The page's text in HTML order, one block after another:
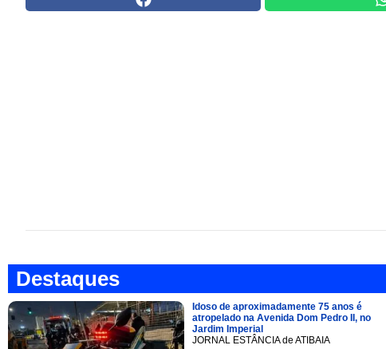
Destaques
Idoso de aproximadamente 75 anos é
atropelado na Avenida Dom Pedro II, no
Jardim Imperial
JORNAL ESTÂNCIA de ATIBAIA